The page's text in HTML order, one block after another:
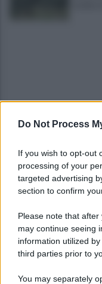
Do Not Process
If you wish to opt-out
processing of your
targeted advertising
section to confirm
Please note that
may continue seeing
information utilized
third parties prior to
You may separately
Melillo
Slow
aree